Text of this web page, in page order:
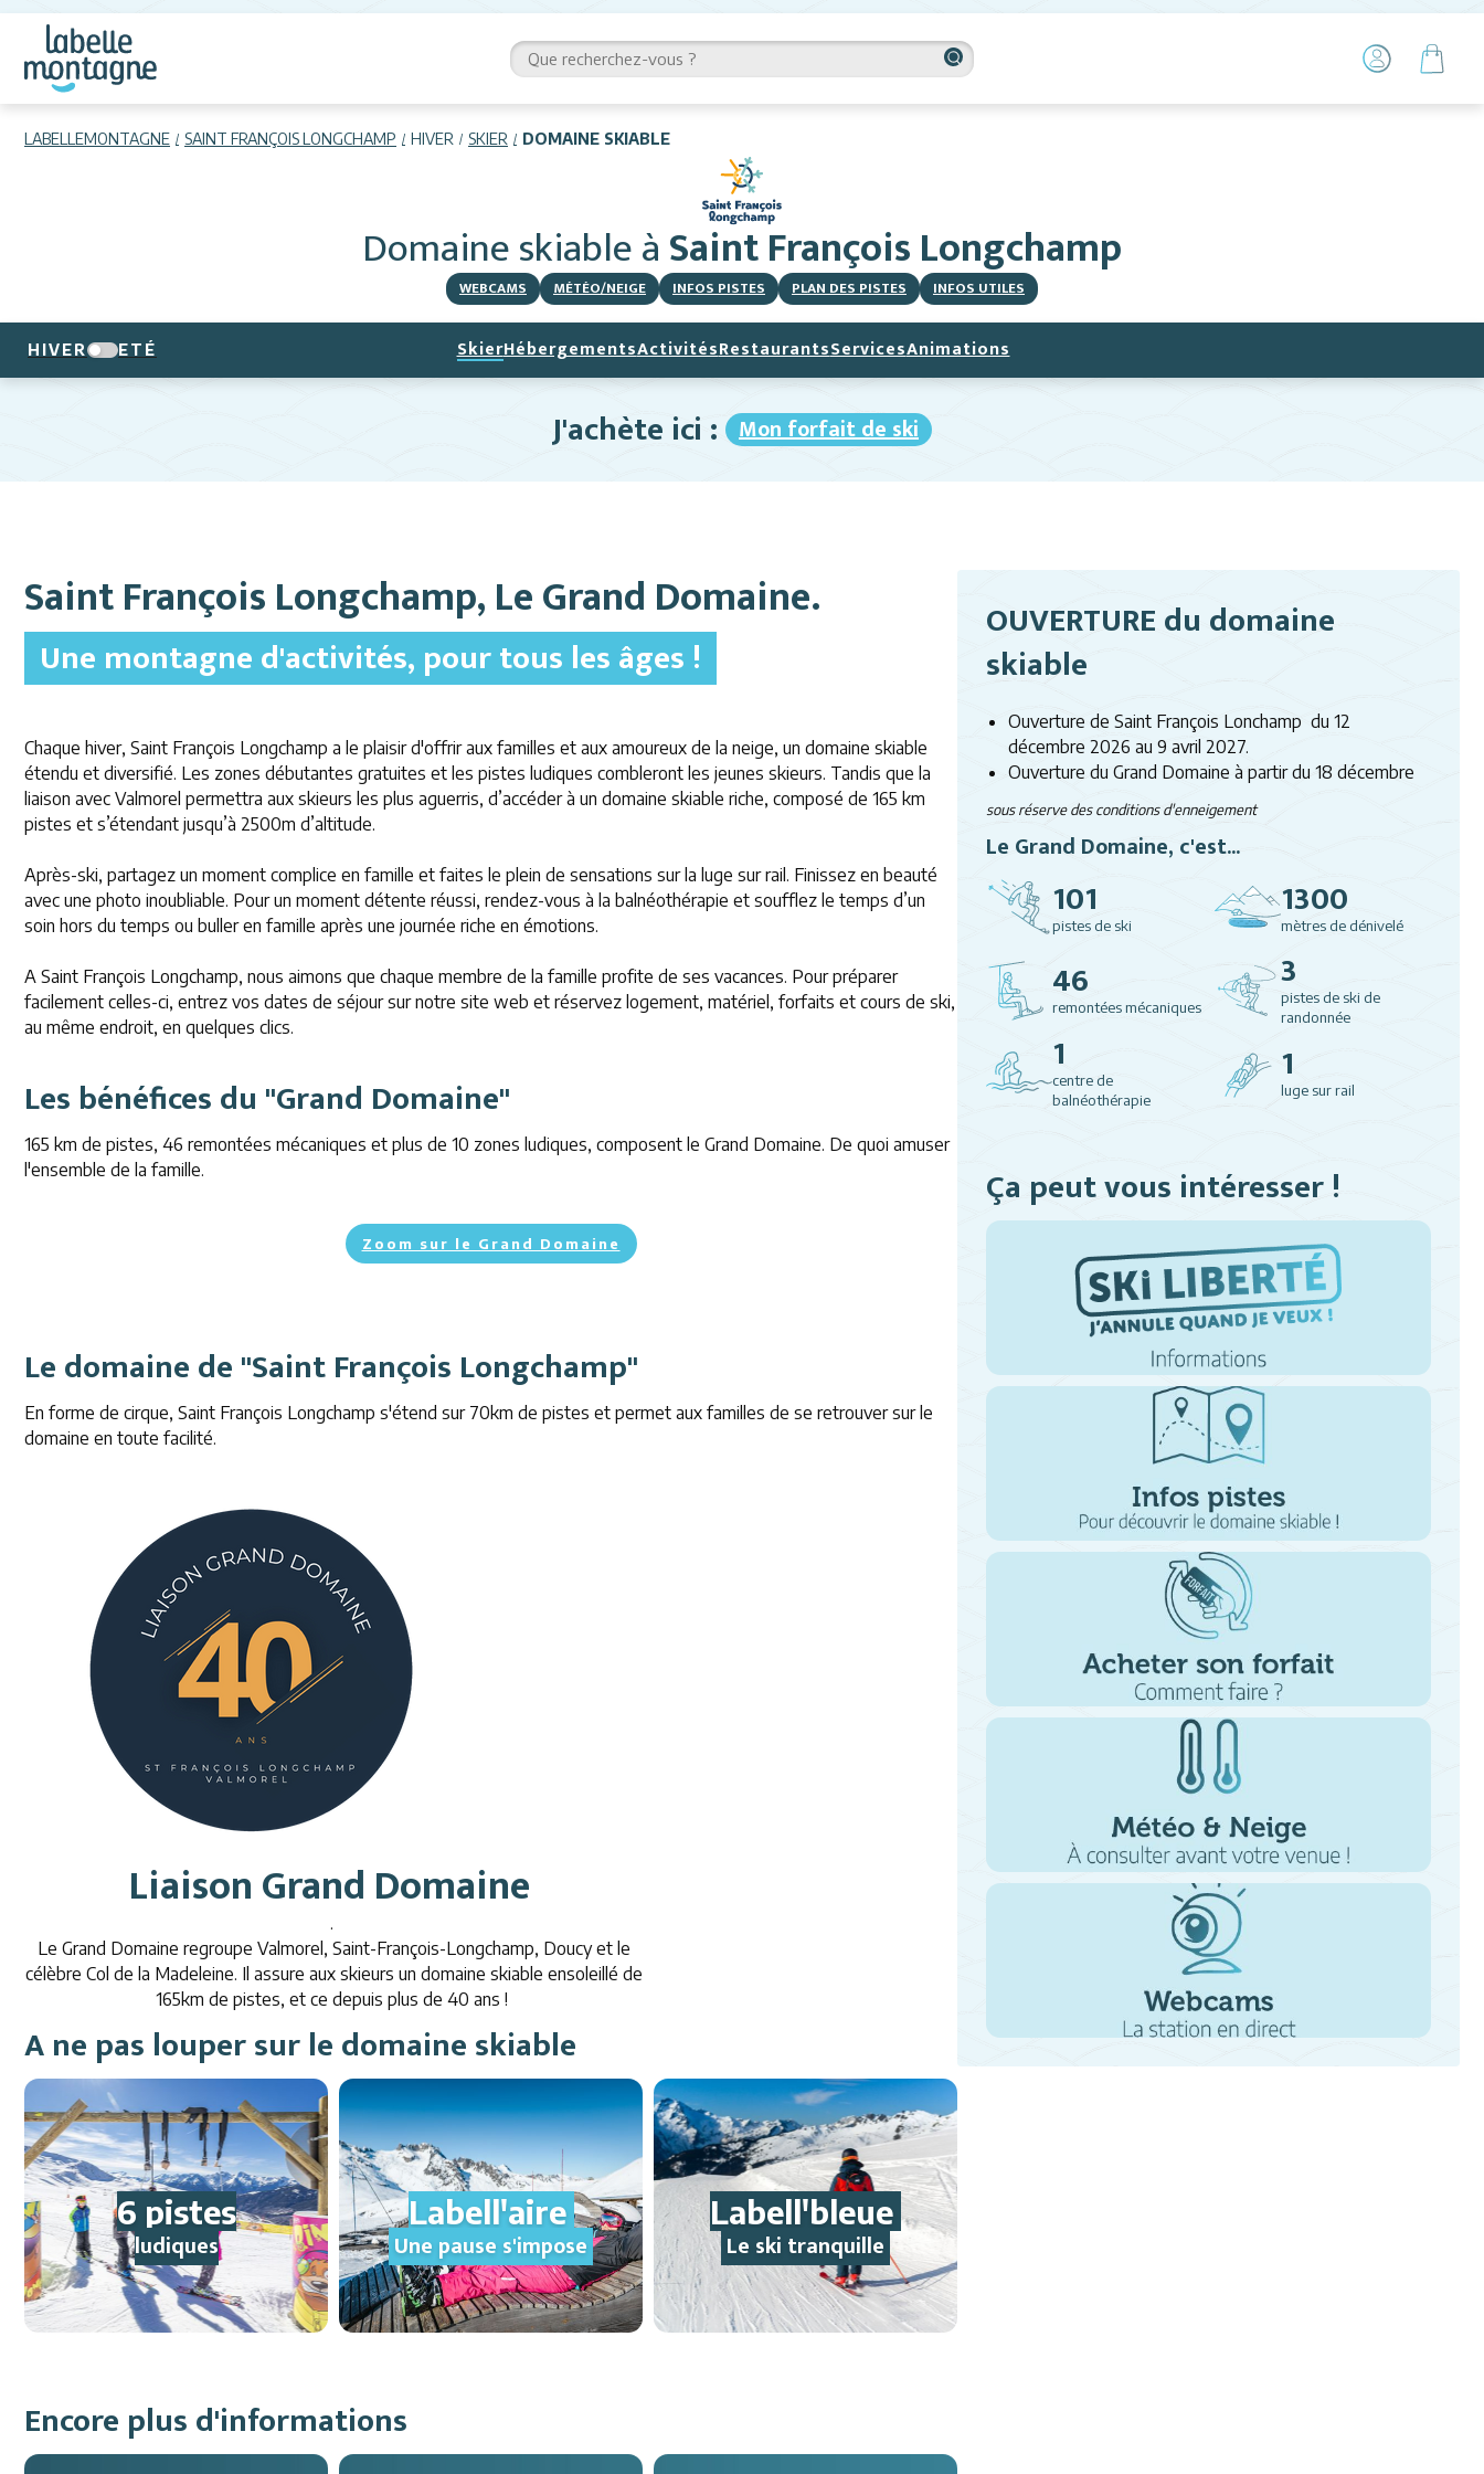
LABELLEMONTAGNE SAINT FRANÇOIS LONGCHAMP HIVER SKIER DOMAINE SKIABLE
Domaine skiableàSaint François Longchamp
WEBCAMS MÉTÉO/NEIGE INFOS PISTES PLAN DES PISTES INFOS UTILES
HIVER ETÉ SkierHébergementsActivitésRestaurantsServicesAnimations
J'achète ici : Mon forfait de ski
Saint François Longchamp, Le Grand Domaine.
Une montagne d'activités, pour tous les âges !
Chaque hiver, Saint François Longchamp a le plaisir d'offrir aux familles et aux amoureux de la neige, un domaine skiable
étendu et diversifié. Les zones débutantes gratuites et les pistes ludiques combleront les jeunes skieurs. Tandis que la
liaison avec Valmorel permettra aux skieurs les plus aguerris, d’accéder à un domaine skiable riche, composé de 165 km
pistes et s’étendant jusqu’à 2500m d’altitude.
Après-ski, partagez un moment complice en famille et faites le plein de sensations sur la luge sur rail. Finissez en beauté
avec une photo inoubliable. Pour un moment détente réussi, rendez-vous à la balnéothérapie et soufflez le temps d’un
soin hors du temps ou buller en famille après une journée riche en émotions.
A Saint François Longchamp, nous aimons que chaque membre de la famille profite de ses vacances. Pour préparer
facilement celles-ci, entrez vos dates de séjour sur notre site web et réservez logement, matériel, forfaits et cours de ski,
au même endroit, en quelques clics.
Les bénéfices du "Grand Domaine"
165 km de pistes, 46 remontées mécaniques et plus de 10 zones ludiques, composent le Grand Domaine. De quoi amuser
l'ensemble de la famille.
Zoom sur le Grand Domaine
Le domaine de "Saint François Longchamp"
En forme de cirque, Saint François Longchamp s'étend sur 70km de pistes et permet aux familles de se retrouver sur le
domaine en toute facilité.
Liaison Grand Domaine
.
Le Grand Domaine regroupe Valmorel, Saint-François-Longchamp, Doucy et le
célèbre Col de la Madeleine. Il assure aux skieurs un domaine skiable ensoleillé de
165km de pistes, et ce depuis plus de 40 ans !
A ne pas louper sur le domaine skiable
6 pistes
ludiques
Labell'aire
Une pause s'impose
Labell'bleue
Le ski tranquille
Encore plus d'informations
OUVERTURE du domaine
skiable
Ouverture de Saint François Lonchamp du 12
décembre 2026 au 9 avril 2027.
Ouverture du Grand Domaine à partir du 18 décembre
sous réserve des conditions d'enneigement
Le Grand Domaine, c'est...
101
pistes de ski 1300
mètres de dénivelé
46
remontées mécaniques
3
pistes de ski de
randonnée
1
centre de
balnéothérapie
1
luge sur rail
Ça peut vous intéresser !